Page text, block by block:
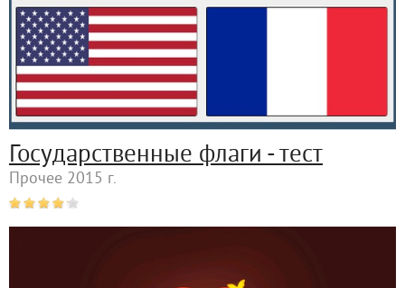
Государственные флаги - тест
Прочее 2015 г.